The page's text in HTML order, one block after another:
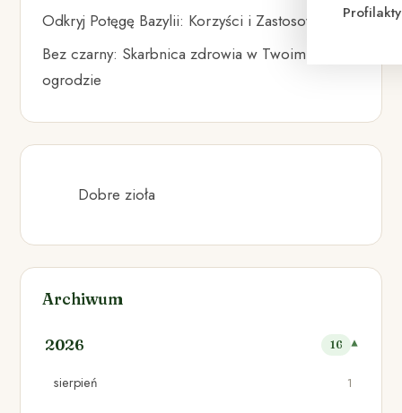
Odkryj Potęgę Bazylii: Korzyści i Zastosowania
Bez czarny: Skarbnica zdrowia w Twoim
ogrodzie
Dobre zioła
Archiwum
2026 16
sierpień 1